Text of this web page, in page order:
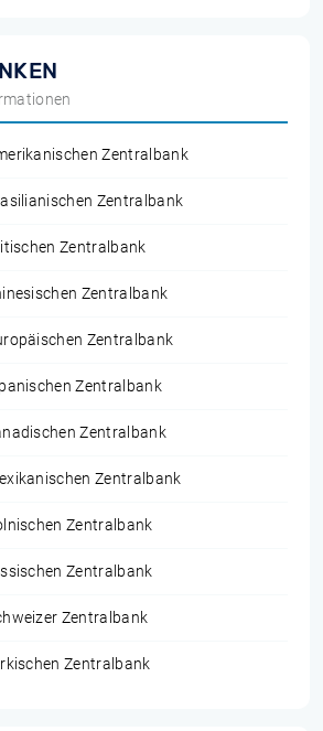
Zentralbank
Zentralbank
Zentralbank
Zentralbank
Zentralbank
Zentralbank
Zentralbank
Zentralbank
Zentralbank
Zentralbank
Zentralbank
Zentralbank